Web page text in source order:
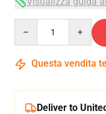
Questa vendita
Deliver to